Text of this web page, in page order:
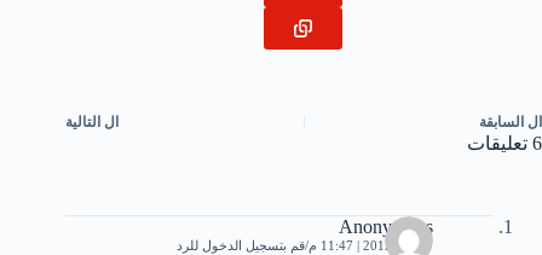
ال السابقة ال التالية
6 تعليقات
Anonymous
7 مايو، 2012 | 11:47 م قم بتسجيل الدخول للرد